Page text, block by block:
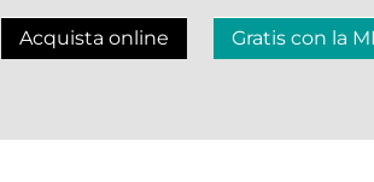
Acquista online Gratis con la